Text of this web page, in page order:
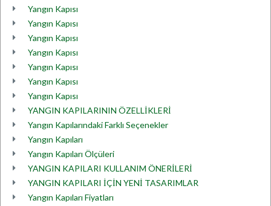
Yangın Kapısı
Yangın Kapısı
Yangın Kapısı
Yangın Kapısı
Yangın Kapısı
Yangın Kapısı
Yangın Kapısı
YANGIN KAPILARININ ÖZELLİKLERİ
Yangın Kapılarındaki Farklı Seçenekler
Yangın Kapıları
Yangın Kapıları Ölçüleri
YANGIN KAPILARI KULLANIM ÖNERİLERİ
YANGIN KAPILARI İÇİN YENİ TASARIMLAR
Yangın Kapıları Fiyatları